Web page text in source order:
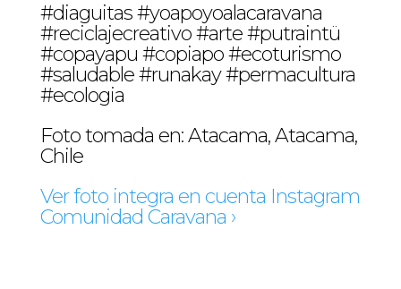
#diaguitas #yoapoyoalacaravana
#reciclajecreativo #arte #putraintü
#copayapu #copiapo #ecoturismo
#saludable #runakay #permacultura
#ecologia
Foto tomada en: Atacama, Atacama,
Chile
Ver foto integra en cuenta Instagram
Comunidad Caravana ›